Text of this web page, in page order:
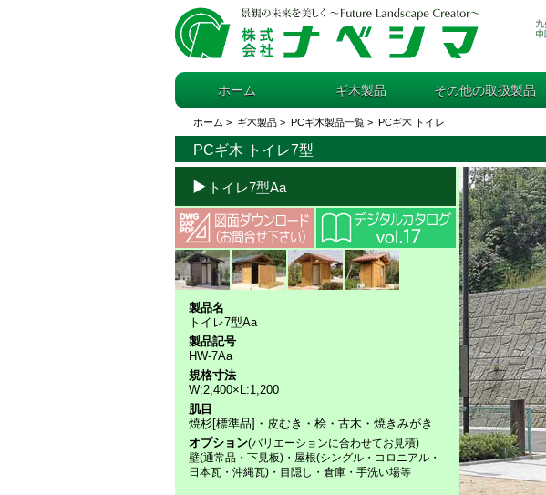
ホーム ギ木製品 その他の取扱製品
ホーム > ギ木製品 > PCギ木製品一覧 > PCギ木 トイレ
PCギ木 トイレ7型
トイレ7型Aa
製品名
トイレ7型Aa
製品記号
HW-7Aa
規格寸法
W:2,400×L:1,200
肌目
焼杉[標準品]・皮むき・桧・古木・焼きみがき
オプション(バリエーションに合わせてお見積)
壁(通常品・下見板)・屋根(シングル・コロニアル・
日本瓦・沖縄瓦)・目隠し・倉庫・手洗い場等